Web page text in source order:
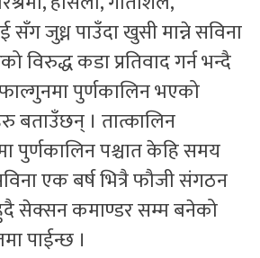
जुध्न पाउँदा खुसी मान्ने सविना
विरुद्ध कडा प्रतिवाद गर्न भन्दै
पुर्णकालिन भएको
बताउँछन् । तात्कालिन
पुर्णकालिन पश्चात केहि समय
एक बर्ष भित्रै फौजी संगठन
सेक्सन कमाण्डर सम्म बनेको
पाईन्छ ।